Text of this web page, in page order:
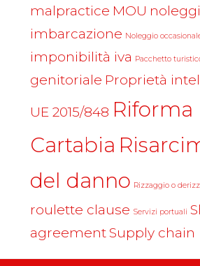
malpractice MOU
imbarcazione Noleggio
imponibilità iva Pacchetto
genitoriale Proprietà
UE 2015/848 Riforma
Cartabia
del danno Rizzaggio o
roulette clause Servizi portuali
agreementSupply chain